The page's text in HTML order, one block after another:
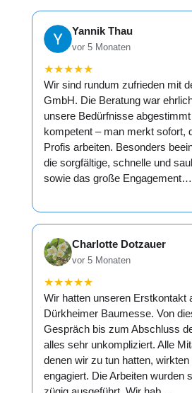
Yannik Thau
vor 5 Monaten
★★★★★
Wir sind rundum zufrieden mit
GmbH. Die Beratung war
unsere Bedürfnisse
kompetent – man merkt sofort,
Profis arbeiten. Besonders
die sorgfältige, schnelle und
sowie das große Engagement…
Charlotte Dotzauer
vor 5 Monaten
★★★★★
Wir hatten unseren Erstkontakt
Dürkheimer Baumesse. Von
Gespräch bis zum Abschluss
alles sehr unkompliziert. Alle
denen wir zu tun hatten,
engagiert. Die Arbeiten wurden